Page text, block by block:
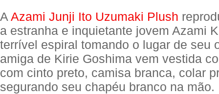
A Azami Junji Ito Uzumaki Plush
a estranha e inquietante jovem Azami
terrível espiral tomando o lugar de seu
amiga de Kirie Goshima vem vestida
com cinto preto, camisa branca, colar
segurando seu chapéu branco na mão.